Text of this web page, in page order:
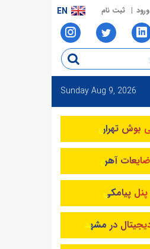
ورود ثبت نام EN
SundayAug 9, 2026
بوش تهران
آهن
پیامکی
در مشهد